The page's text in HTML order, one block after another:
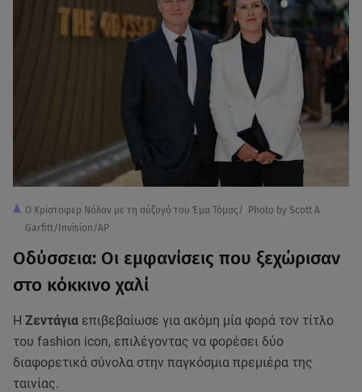
O Kρίστοφερ Νόλαν με τη σύζυγό του Έμα Τόμας/ Photo by Scott A
Garfitt/Invision/AP
Oδύσσεια: Οι εμφανίσεις που ξεχώρισαν
στο κόκκινο χαλί
Η Zεντάγια επιβεβαίωσε για ακόμη μία φορά τον τίτλο
του fashion icon, επιλέγοντας να φορέσει δύο
διαφορετικά σύνολα στην παγκόσμια πρεμιέρα της
ταινίας.